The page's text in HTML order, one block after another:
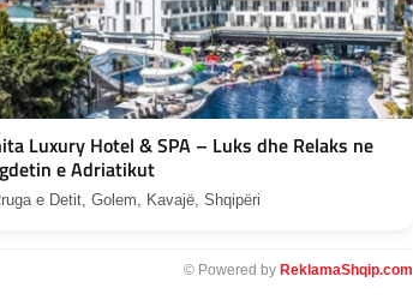
Luxury Hotel & SPA – Luks dhe Relaks ne
e Adriatikut
e Detit, Golem, Kavajë, Shqipëri
© Powered by ReklamaShqip.com